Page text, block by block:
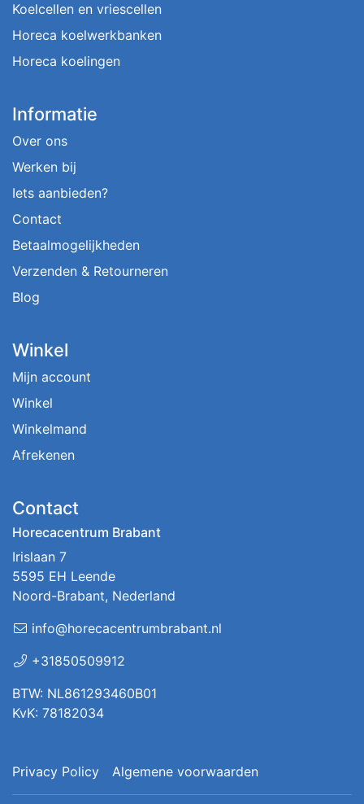
Koelcellen en vriescellen
Horeca koelwerkbanken
Horeca koelingen
Informatie
Over ons
Werken bij
Iets aanbieden?
Contact
Betaalmogelijkheden
Verzenden & Retourneren
Blog
Winkel
Mijn account
Winkel
Winkelmand
Afrekenen
Contact
Horecacentrum Brabant
Irislaan 7
5595 EH Leende
Noord-Brabant, Nederland
info@horecacentrumbrabant.nl
+31850509912
BTW: NL861293460B01
KvK: 78182034
Privacy Policy Algemene voorwaarden